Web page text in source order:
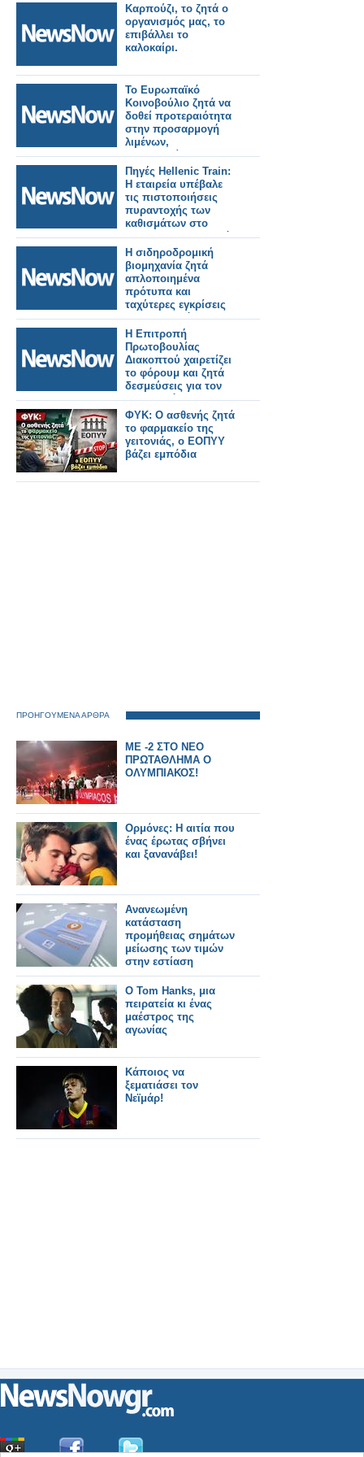
Καρπούζι, το ζητά ο
οργανισμός μας, το
επιβάλλει το
καλοκαίρι.
Το Ευρωπαϊκό
Κοινοβούλιο ζητά να
δοθεί προτεραιότητα
στην προσαρμογή
λιμένων,
αεροδρομίων και
σιδηροδρόμων για
στρατιωτική χρήση.
Πηγές Hellenic Train:
H εταιρεία υπέβαλε
τις πιστοποιήσεις
πυραντοχής των
καθισμάτων στo
Intercity 62 που ζητά
η ΡΑΣ
Η σιδηροδρομική
βιομηχανία ζητά
απλοποιημένα
πρότυπα και
ταχύτερες εγκρίσεις
για την επιτάχυνση
της ανάπτυξης του
ERTMS και την
επίτευξη των στόχων
του ΔΕΔ-Μ σε όλη την
Ευρώπη.
Η Επιτροπή
Πρωτοβουλίας
Διακοπτού χαιρετίζει
το φόρουμ και ζητά
δεσμεύσεις για τον
Οδοντωτό.
ΦΥΚ: Ο ασθενής ζητά
το φαρμακείο της
γειτονιάς, ο ΕΟΠΥΥ
βάζει εμπόδια
ΠΡΟΗΓΟΥΜΕΝΑ ΑΡΘΡΑ
ΜΕ -2 ΣΤΟ ΝΕΟ
ΠΡΩΤΑΘΛΗΜΑ Ο
ΟΛΥΜΠΙΑΚΟΣ!
Ορμόνες: Η αιτία που
ένας έρωτας σβήνει
και ξανανάβει!
Ανανεωμένη
κατάσταση
προμήθειας σημάτων
μείωσης των τιμών
στην εστίαση
O Tom Hanks, μια
πειρατεία κι ένας
μαέστρος της
αγωνίας
Κάποιος να
ξεματιάσει τον
Νεϊμάρ!